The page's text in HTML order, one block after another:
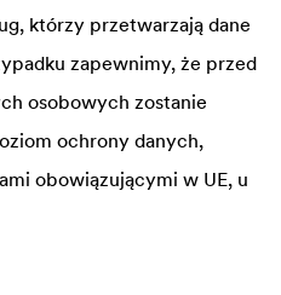
którzy przetwarzają dane
zapewnimy, że przed
osobowych zostanie
ochrony danych,
obowiązującymi w UE, u